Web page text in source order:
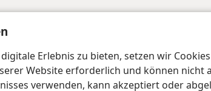
Erlebnis zu bieten, setzen wir
Website erforderlich und können
verwenden, kann akzeptiert oder